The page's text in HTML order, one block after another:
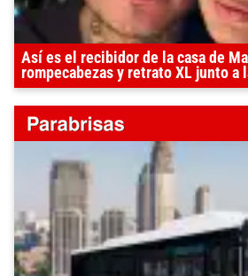
Así es el recibidor de la casa de
rompecabezas y retrato XL junto a